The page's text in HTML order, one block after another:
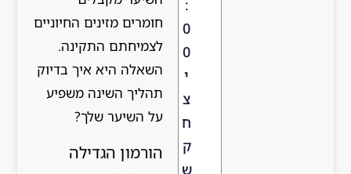
:
0
0
י
צ
ח
ק
ש
חומרים מזינים החיוניים
לצמיחתם התקינה.
השאלה היא איך בדיוק
תהליך השינה משפיע
על השיער שלך?
הורמון הגדילה